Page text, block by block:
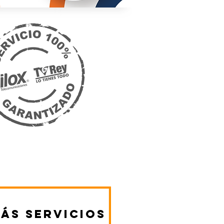
servicios